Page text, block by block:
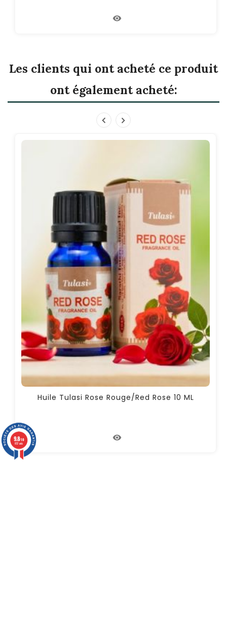
Les clients qui ont acheté ce produit
ont également acheté:
Huile Tulasi Rose Rouge/Red Rose 10 ML
9.8/10
857 avis